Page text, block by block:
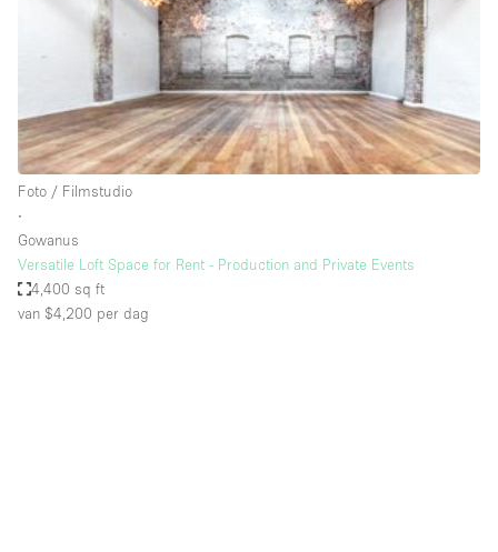
Animals Friendly
Audio- en videoapparatuur
Auto display
Badkamer
Beveiligingssysteem
Concierge
Foto / Filmstudio
∙
Gowanus
Versatile Loft Space for Rent - Production and Private Events
4,400 sq ft
van $4,200 per dag